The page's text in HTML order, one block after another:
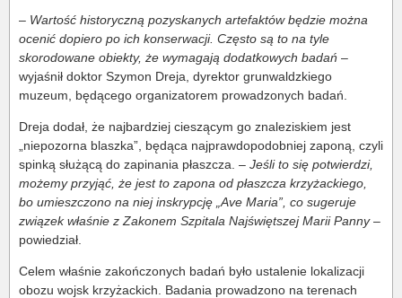
– Wartość historyczną pozyskanych artefaktów będzie można
ocenić dopiero po ich konserwacji. Często są to na tyle
skorodowane obiekty, że wymagają dodatkowych badań –
wyjaśnił doktor Szymon Dreja, dyrektor grunwaldzkiego
muzeum, będącego organizatorem prowadzonych badań.
Dreja dodał, że najbardziej cieszącym go znaleziskiem jest
„niepozorna blaszka”, będąca najprawdopodobniej zaponą, czyli
spinką służącą do zapinania płaszcza. – Jeśli to się potwierdzi,
możemy przyjąć, że jest to zapona od płaszcza krzyżackiego,
bo umieszczono na niej inskrypcję „Ave Maria”, co sugeruje
związek właśnie z Zakonem Szpitala Najświętszej Marii Panny–
powiedział.
Celem właśnie zakończonych badań było ustalenie lokalizacji
obozu wojsk krzyżackich. Badania prowadzono na terenach